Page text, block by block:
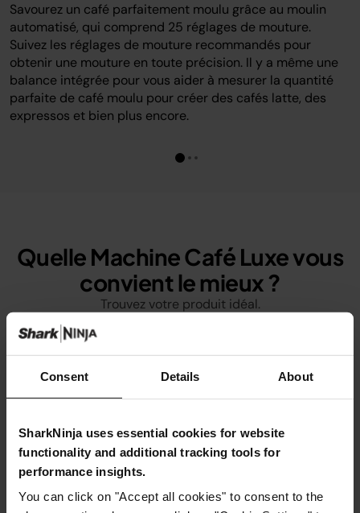
Consent Details About
SharkNinja uses essential cookies for website
functionality and additional tracking tools for
performance insights.
You can click on "Accept all cookies" to consent to the
Savourez un café parfaitement moulu grâce au moulin
automatisé, qui comprend 25 réglages de mouture.
Suivez les réglages de mouture recommandés pour
obtenir une mouture en toute précision. Il y a même une
balance intégrée pour vous aider à mesurer la quantité
parfaite de café moulu pour créer des cafés latte, des
expressos et bien plus encore.
Quelle Machine Café Luxe vous
convient le mieux ?
Trouvez votre produit idéal.